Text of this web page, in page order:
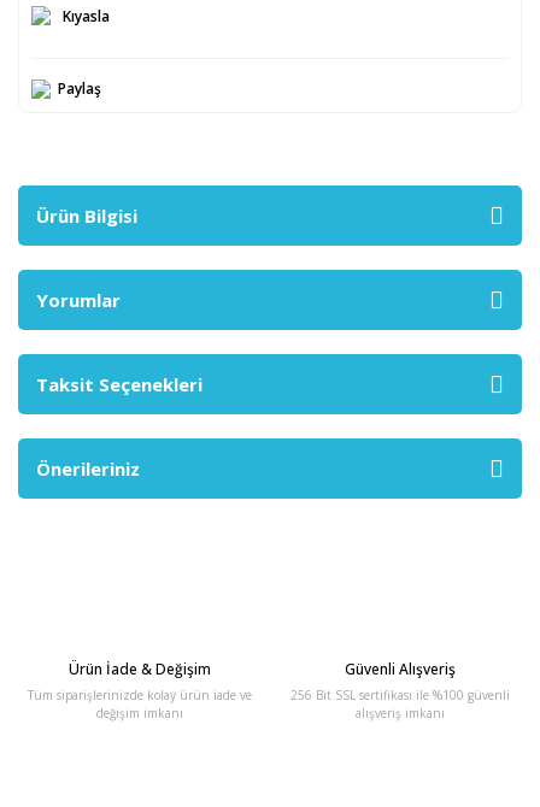
Kıyasla
Paylaş
Ürün Bilgisi
Yorumlar
Taksit Seçenekleri
Önerileriniz
Ürün İade & Değişim
Tüm siparişlerinizde kolay ürün iade ve
değişim imkanı
Güvenli Alışveriş
256 Bit SSL sertifikası ile %100 güvenli
alışveriş imkanı